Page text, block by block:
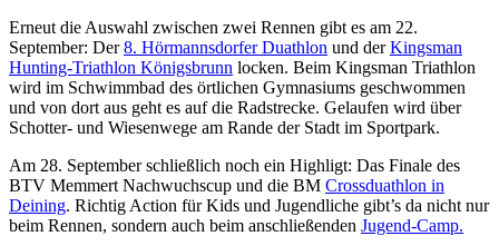
Erneut die Auswahl zwischen zwei Rennen gibt es am 22.
September: Der8. Hörmannsdorfer Duathlon und derKingsman
Hunting-Triathlon Königsbrunn locken. Beim Kingsman Triathlon
wird im Schwimmbad des örtlichen Gymnasiums geschwommen
und von dort aus geht es auf die Radstrecke. Gelaufen wird über
Schotter- und Wiesenwege am Rande der Stadt im Sportpark.
Am 28. September schließlich noch ein Highligt: Das Finale des
BTV Memmert Nachwuchscup und die BM Crossduathlon in
Deining. Richtig Action für Kids und Jugendliche gibt’s da nicht nur
beim Rennen, sondern auch beim anschließenden Jugend-Camp.